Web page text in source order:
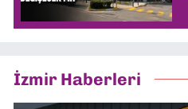
İzmir Haberleri